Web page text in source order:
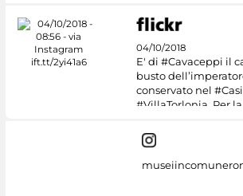
04/10/2018
E' di #Cavaceppi il
busto
conservato nel
#VillaTorlonia. Per la